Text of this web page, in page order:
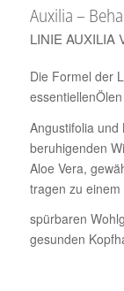
Auxilia –
LINIE AUXILIA
Die Formel der
Angustifolia und
beruhigenden
Aloe Vera,
tragen zu einem
spürbaren
gesunden